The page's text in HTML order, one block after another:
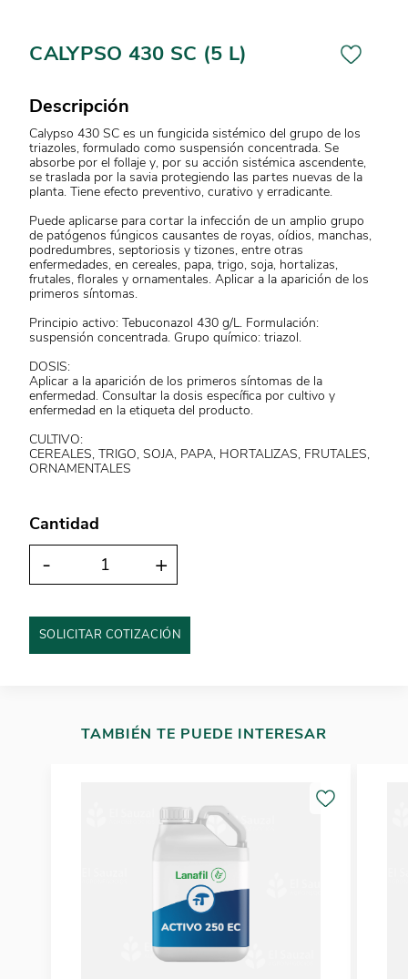
CALYPSO 430 SC (5 L)
Descripción
Calypso 430 SC es un fungicida sistémico del grupo de los
triazoles, formulado como suspensión concentrada. Se
absorbe por el follaje y, por su acción sistémica ascendente,
se traslada por la savia protegiendo las partes nuevas de la
planta. Tiene efecto preventivo, curativo y erradicante.
Puede aplicarse para cortar la infección de un amplio grupo
de patógenos fúngicos causantes de royas, oídios, manchas,
podredumbres, septoriosis y tizones, entre otras
enfermedades, en cereales, papa, trigo, soja, hortalizas,
frutales, florales y ornamentales. Aplicar a la aparición de los
primeros síntomas.
Principio activo: Tebuconazol 430 g/L. Formulación:
suspensión concentrada. Grupo químico: triazol.
DOSIS:
Aplicar a la aparición de los primeros síntomas de la
enfermedad. Consultar la dosis específica por cultivo y
enfermedad en la etiqueta del producto.
CULTIVO:
CEREALES, TRIGO, SOJA, PAPA, HORTALIZAS, FRUTALES,
ORNAMENTALES
Cantidad
- +
SOLICITAR COTIZACIÓN
TAMBIÉN TE PUEDE INTERESAR